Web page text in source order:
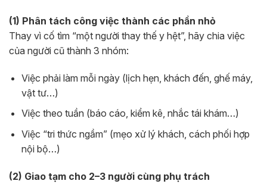
(1) Phân tách công việc thành các phần nhỏ
Thay vì cố tìm “một người thay thế y hệt”, hãy chia việc
của người cũ thành 3 nhóm:
Việc phải làm mỗi ngày (lịch hẹn, khách đến, ghế máy,
vật tư…)
Việc theo tuần (báo cáo, kiểm kê, nhắc tái khám…)
Việc “tri thức ngầm” (mẹo xử lý khách, cách phối hợp
nội bộ…)
(2) Giao tạm cho 2–3 người cùng phụ trách